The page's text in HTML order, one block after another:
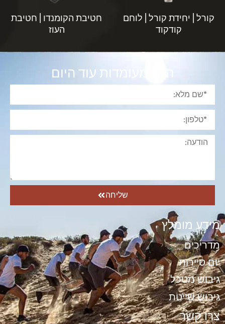
קורל | יחידת קורל | לוחם
קודקוד
חטיבת הקומנדו | חטיבת
העוז
הגש מעומדות עוד היום
שליחה
מידע מומלץ
מדריכים
יום סיירות
גיבוש מטכל
גיבוש שייטת
צרו קשר